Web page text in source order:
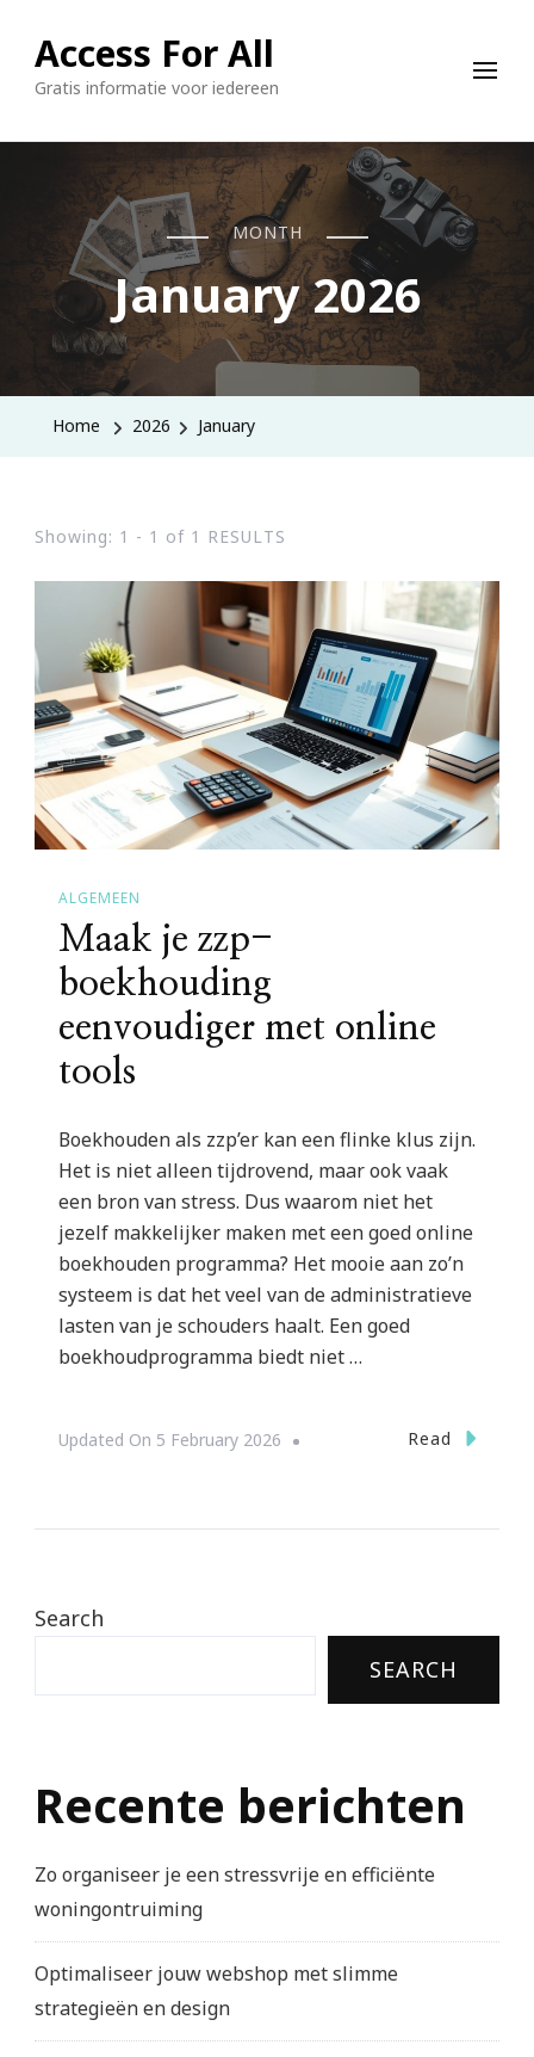
Access For All
Gratis informatie voor iedereen
MONTH
January 2026
Home 2026 January
Showing: 1 - 1 of 1 RESULTS
ALGEMEEN
Maak je zzp-
boekhouding
eenvoudiger met online
tools
Boekhouden als zzp’er kan een flinke klus zijn.
Het is niet alleen tijdrovend, maar ook vaak
een bron van stress. Dus waarom niet het
jezelf makkelijker maken met een goed online
boekhouden programma? Het mooie aan zo’n
systeem is dat het veel van de administratieve
lasten van je schouders haalt. Een goed
boekhoudprogramma biedt niet …
Updated On 5 February 2026 Read
Search
SEARCH
Recente berichten
Zo organiseer je een stressvrije en efficiënte
woningontruiming
Optimaliseer jouw webshop met slimme
strategieën en design